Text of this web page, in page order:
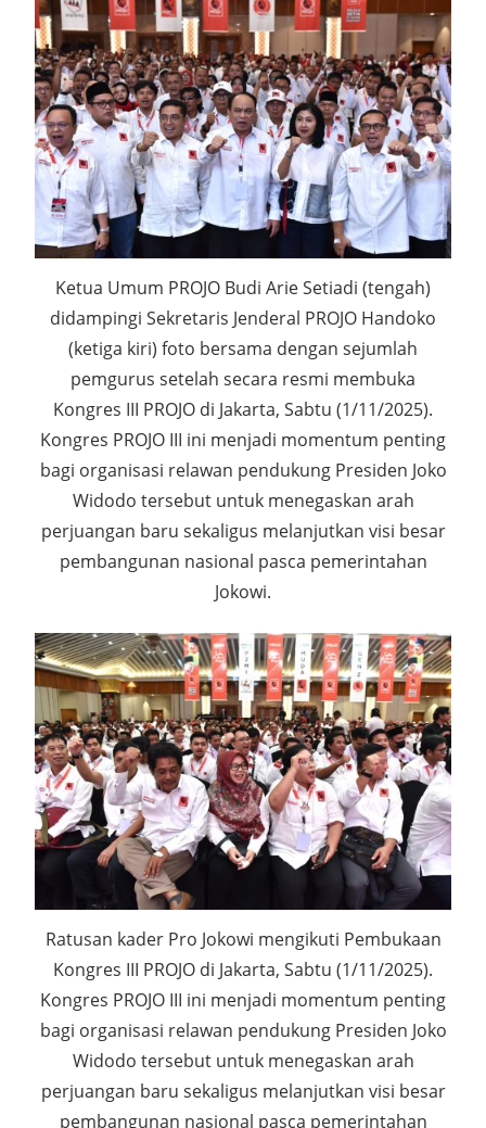
Ketua Umum PROJO Budi Arie Setiadi (tengah)
didampingi Sekretaris Jenderal PROJO Handoko
(ketiga kiri) foto bersama dengan sejumlah
pemgurus setelah secara resmi membuka
Kongres III PROJO di Jakarta, Sabtu (1/11/2025).
Kongres PROJO III ini menjadi momentum penting
bagi organisasi relawan pendukung Presiden Joko
Widodo tersebut untuk menegaskan arah
perjuangan baru sekaligus melanjutkan visi besar
pembangunan nasional pasca pemerintahan
Jokowi.
Ratusan kader Pro Jokowi mengikuti Pembukaan
Kongres III PROJO di Jakarta, Sabtu (1/11/2025).
Kongres PROJO III ini menjadi momentum penting
bagi organisasi relawan pendukung Presiden Joko
Widodo tersebut untuk menegaskan arah
perjuangan baru sekaligus melanjutkan visi besar
pembangunan nasional pasca pemerintahan